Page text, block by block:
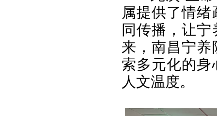
属提供了情
同传播，让
来，南昌宁
索多元化的
人文温度。